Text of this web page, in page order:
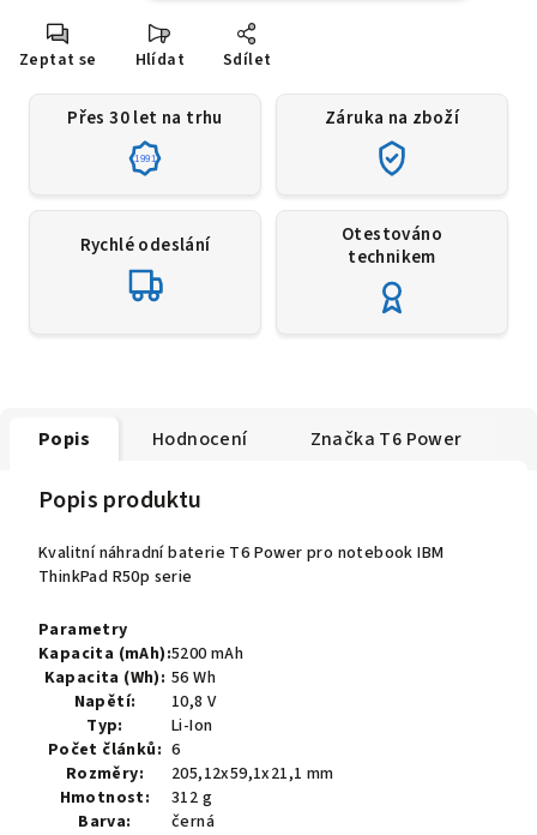
Zeptat se Hlídat Sdílet
Přes 30 let na trhu
1991
Záruka na zboží
Rychlé odeslání
Otestováno
technikem
Popis Hodnocení Značka T6 Power
Popis produktu
Kvalitní náhradní baterie T6 Power pro notebook IBM
ThinkPad R50p serie
Parametry
Kapacita (mAh):5200 mAh
Kapacita (Wh): 56 Wh
Napětí:
10,8 V
Typ:
Li-Ion
Počet článků: 6
Rozměry:
205,12x59,1x21,1 mm
Hmotnost:
312 g
Barva:
černá